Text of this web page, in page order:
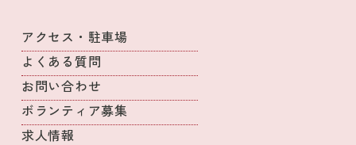
アクセス・駐車場
よくある質問
お問い合わせ
ボランティア募集
求人情報